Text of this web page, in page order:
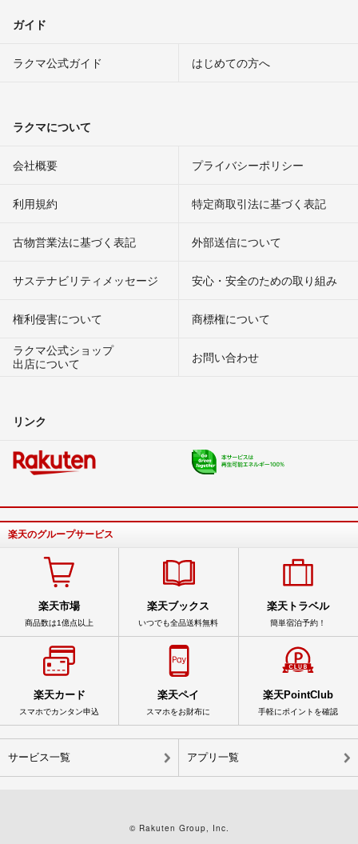
ガイド
ラクマ公式ガイド はじめての方へ
ラクマについて
会社概要 プライバシーポリシー
利用規約 特定商取引法に基づく表記
古物営業法に基づく表記 外部送信について
サステナビリティメッセージ 安心・安全のための取り組み
権利侵害について
商標権について
ラクマ公式ショップ
出店について
お問い合わせ
リンク
楽天のグループサービス
楽天市場
商品数は1億点以上
楽天ブックス
いつでも全品送料無料
楽天トラベル
簡単宿泊予約！
楽天カード
スマホでカンタン申込
楽天ペイ
スマホをお財布に
楽天PointClub
手軽にポイントを確認
サービス一覧 アプリ一覧
© Rakuten Group, Inc.